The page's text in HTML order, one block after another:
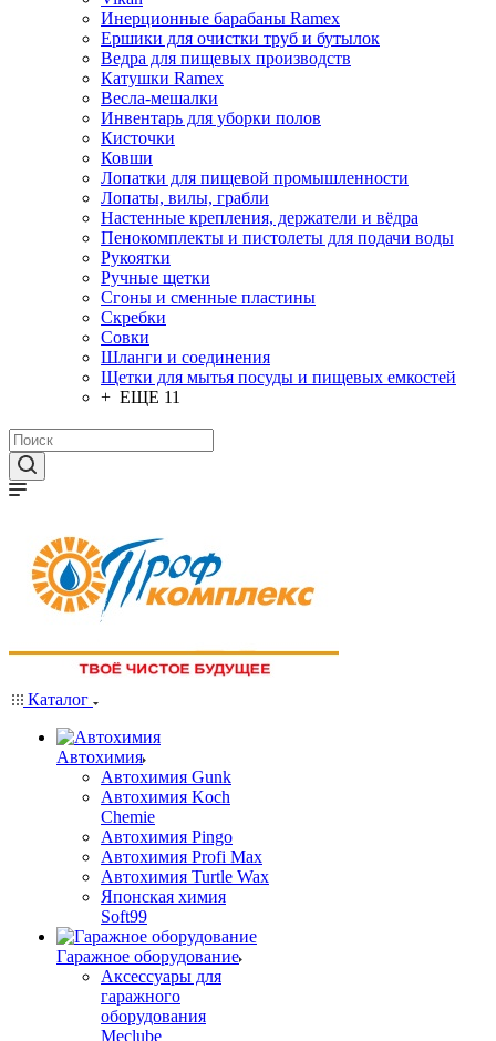
Инерционные барабаны Ramex
Ершики для очистки труб и бутылок
Ведра для пищевых производств
Катушки Ramex
Весла-мешалки
Инвентарь для уборки полов
Кисточки
Ковши
Лопатки для пищевой промышленности
Лопаты, вилы, грабли
Настенные крепления, держатели и вёдра
Пенокомплекты и пистолеты для подачи воды
Рукоятки
Ручные щетки
Сгоны и сменные пластины
Скребки
Совки
Шланги и соединения
Щетки для мытья посуды и пищевых емкостей
+ ЕЩЕ 11
Каталог
Автохимия
Автохимия Gunk
Автохимия Koch
Chemie
Автохимия Pingo
Автохимия Profi Max
Автохимия Turtle Wax
Японская химия
Soft99
Гаражное оборудование
Аксессуары для
гаражного
оборудования
Meclube